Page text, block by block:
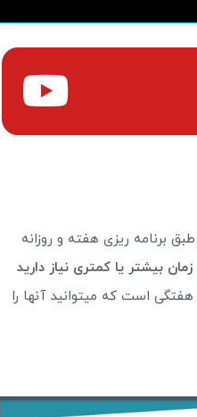
برنامه ریزی هفته و روزانه
زمان بیشتر یا کمتری نیاز دارید
است که میتوانید آنها را